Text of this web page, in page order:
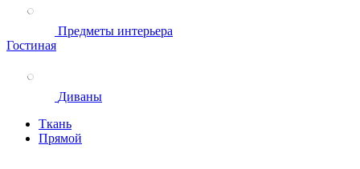
Предметы интерьера
Гостиная
Диваны
Ткань
Прямой